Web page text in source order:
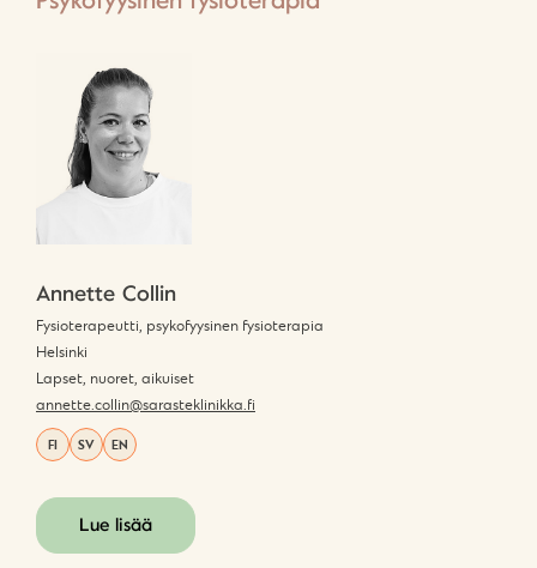
Annette Collin
Fysioterapeutti, psykofyysinen fysioterapia
Helsinki
Lapset, nuoret, aikuiset
annette.collin@sarasteklinikka.fi
FI SV EN
Lue lisää